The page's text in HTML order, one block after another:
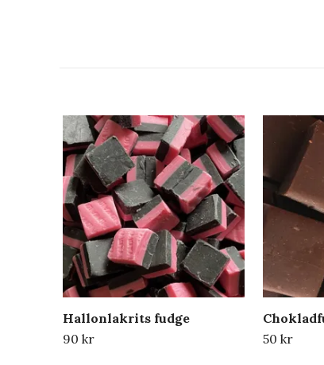
Hallonlakrits fudge
90 kr
50 kr